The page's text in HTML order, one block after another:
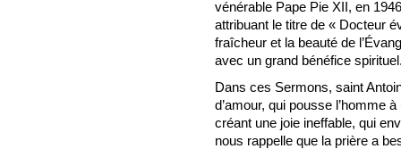
vénérable Pape Pie XII, en
attribuant le titre de « Docteur
fraîcheur et la beauté de
avec un grand bénéfice
Dans ces Sermons, saint
d’amour, qui pousse l’homme
créant une joie ineffable, qui
nous rappelle que la prière a